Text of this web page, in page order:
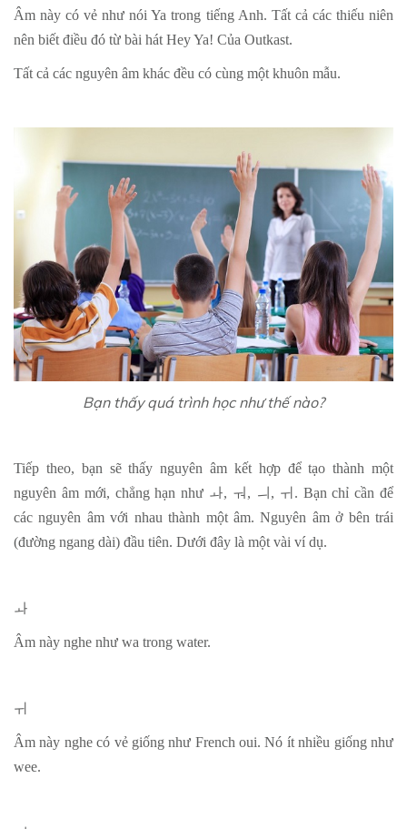
Âm này có vẻ như nói Ya trong tiếng Anh. Tất cả các thiếu niên
nên biết điều đó từ bài hát Hey Ya! Của Outkast.
Tất cả các nguyên âm khác đều có cùng một khuôn mẫu.
Bạn thấy quá trình học như thế nào?
Tiếp theo, bạn sẽ thấy nguyên âm kết hợp để tạo thành một
nguyên âm mới, chẳng hạn như ㅘ, ㅝ , ㅢ , ㅟ . Bạn chỉ cần để
các nguyên âm với nhau thành một âm. Nguyên âm ở bên trái
(đường ngang dài) đầu tiên. Dưới đây là một vài ví dụ.
ㅘ
Âm này nghe như wa trong water.
ㅟ
Âm này nghe có vẻ giống như French oui. Nó ít nhiều giống như
wee.